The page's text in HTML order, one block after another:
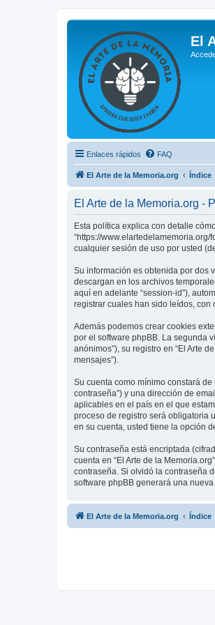
El
Enlaces rápidos FAQ
El Arte de la Memoria.org Índice
El Arte de la Memoria.org -
Esta política explica con detalle
“https://www.elartedelamemoria.org/
cualquier sesión de uso por usted
Su información es obtenida por dos
descargan en los archivos
aquí en adelante “session-id”),
registrar cuales han sido leídos,
Además podemos crear cookies
por el software phpBB. La segunda
anónimos”), su registro en “El Arte
mensajes”).
Su cuenta como mínimo constará
contraseña”) y una dirección de
aplicables en el país en el que
proceso de registro será obligatoria
en su cuenta, usted tiene la opción
Su contraseña está encriptada
cuenta en “El Arte de la
contraseña. Si olvidó la contraseña
software phpBB generará una
El Arte de la Memoria.org Índice